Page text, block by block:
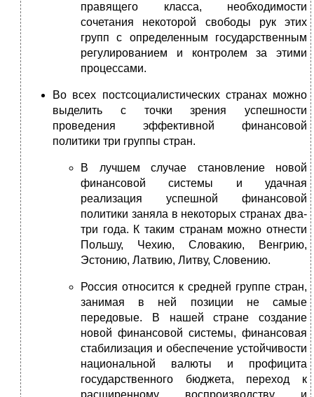
правящего класса, необходимости
сочетания некоторой свободы рук этих
групп с определенным государственным
регулированием и контролем за этими
процессами.
Во всех постсоциалистических странах можно
выделить с точки зрения успешности
проведения эффективной финансовой
политики три группы стран.
В лучшем случае становление новой
финансовой системы и удачная
реализация успешной финансовой
политики заняла в некоторых странах два-
три года. К таким странам можно отнести
Польшу, Чехию, Словакию, Венгрию,
Эстонию, Латвию, Литву, Словению.
Россия относится к средней группе стран,
занимая в ней позиции не самые
передовые. В нашей стране создание
новой финансовой системы, финансовая
стабилизация и обеспечение устойчивости
национальной валюты и профицита
государственного бюджета, переход к